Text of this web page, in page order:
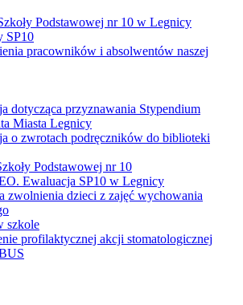
Podstawowej nr 10 w Legnicy
SP10
pracowników i absolwentów naszej
dotycząca przyznawania Stypendium
Miasta Legnicy
o zwrotach podręczników do biblioteki
Podstawowej nr 10
Ewaluacja SP10 w Legnicy
zwolnienia dzieci z zajęć wychowania
szkole
profilaktycznej akcji stomatologicznej